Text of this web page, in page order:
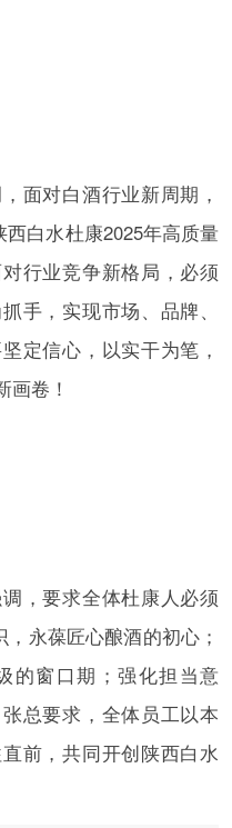
面对白酒行业新周期，
西白水杜康2025年高质量
行业竞争新格局，必须
手，实现市场、品牌、
定信心，以实干为笔，
画卷！
，要求全体杜康人必须
永葆匠心酿酒的初心；
的窗口期；强化担当意
总要求，全体员工以本
前，共同开创陕西白水